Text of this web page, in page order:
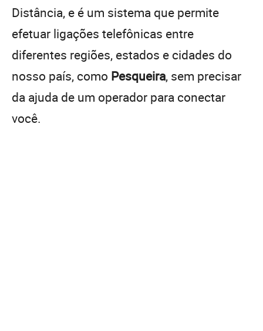
Distância, e é um sistema que permite
efetuar ligações telefônicas entre
diferentes regiões, estados e cidades do
nosso país, como Pesqueira, sem precisar
da ajuda de um operador para conectar
você.